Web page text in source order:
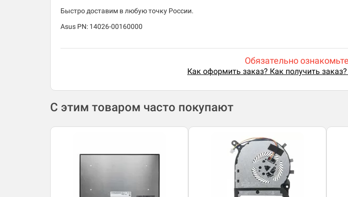
Быстро доставим в любую точку России.
Asus PN: 14026-00160000
Обязательно
Как оформить заказ? Как получить
С этим товаром часто покупают